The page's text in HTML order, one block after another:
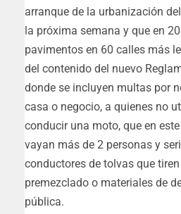
arranque de la urbanización
la próxima semana y que en
pavimentos en 60 calles más
del contenido del nuevo
donde se incluyen multas por
casa o negocio, a quienes no
conducir una moto, que en
vayan más de 2 personas y
conductores de tolvas que
premezclado o materiales de
pública.